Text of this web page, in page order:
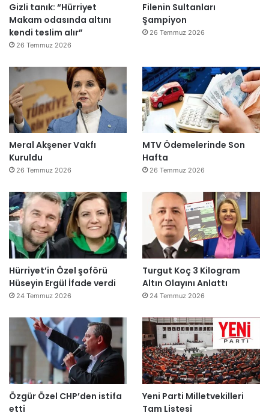
Gizli tanık: “Hürriyet
Makam odasında altını
kendi teslim alır”
26 Temmuz 2026
Filenin Sultanları
Şampiyon
26 Temmuz 2026
Meral Akşener Vakfı
Kuruldu
26 Temmuz 2026
MTV Ödemelerinde Son
Hafta
26 Temmuz 2026
Hürriyet’in Özel şoförü
Hüseyin Ergül İfade verdi
24 Temmuz 2026
Turgut Koç 3 Kilogram
Altın Olayını Anlattı
24 Temmuz 2026
Özgür Özel CHP’den istifa
etti
Yeni Parti Milletvekilleri
Tam Listesi